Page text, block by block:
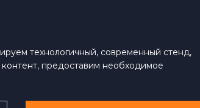
технологичный, современный стенд,
предоставим необходимое